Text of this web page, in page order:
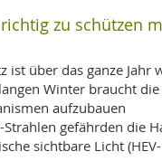
zu schützen
ist über das ganze
Winter braucht
aufzubauen
gefährden die
sichtbare Licht